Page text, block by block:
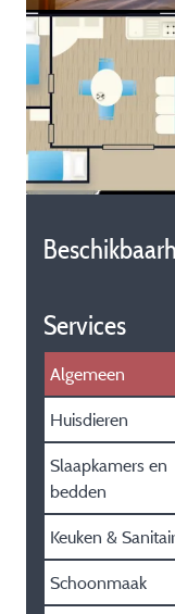
Services
Algemeen
Huisdieren
Slaapkamers en
bedden
Keuken & Sanitair
Schoonmaak